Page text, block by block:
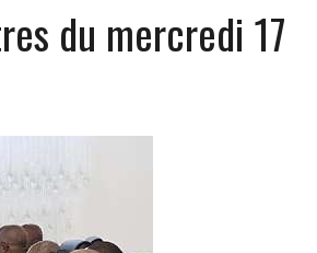
VDP
NIGÉRIEN MOHAMED TOUMBA À NIAMEY
du mercredi 17